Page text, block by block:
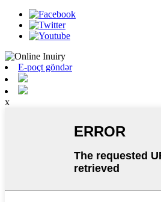
E-poçt göndər
x